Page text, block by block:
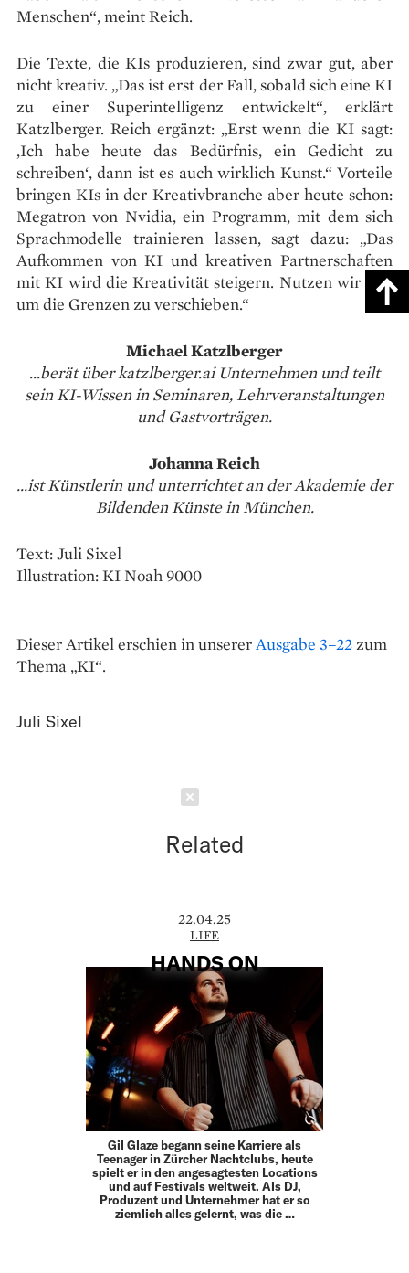
Menschen“, meint Reich.
Die Texte, die KIs produzieren, sind zwar gut, aber
nicht kreativ. „Das ist erst der Fall, sobald sich eine KI
zu einer Superintelligenz entwickelt“, erklärt
Katzlberger. Reich ergänzt: „Erst wenn die KI sagt:
,Ich habe heute das Bedürfnis, ein Gedicht zu
schreiben‘, dann ist es auch wirklich Kunst.“ Vorteile
bringen KIs in der Kreativbranche aber heute schon:
Megatron von Nvidia, ein Programm, mit dem sich
Sprachmodelle trainieren lassen, sagt dazu: „Das
Aufkommen von KI und kreativen Partnerschaften
mit KI wird die Kreativität steigern. Nutzen wir das,
um die Grenzen zu verschieben.“
Michael Katzlberger
...berät über katzlberger.ai Unternehmen und teilt
sein KI-Wissen in Seminaren, Lehrveranstaltungen
und Gastvorträgen.
Johanna Reich
...ist Künstlerin und unterrichtet an der Akademie der
Bildenden Künste in München.
Text: Juli Sixel
Illustration: KI Noah 9000
Dieser Artikel erschien in unsererAusgabe 3–22zum
Thema „KI“.
Juli Sixel
Related
22.04.25
LIFE
HANDS ON
Gil Glaze begann seine Karriere als
Teenager in Zürcher Nachtclubs, heute
spielt er in den angesagtesten Locations
und auf Festivals weltweit. Als DJ,
Produzent und Unternehmer hat er so
ziemlich alles gelernt, was die …